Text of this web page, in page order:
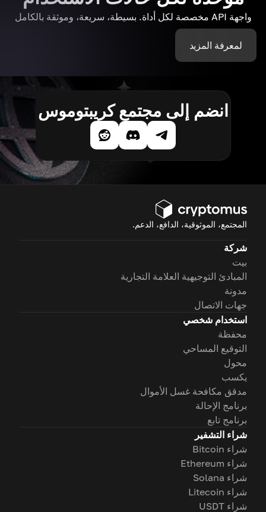
واجهة API مخصصة لكل أداة. بسيطة، سريعة، وموثقة بالكامل
لمعرفة المزيد
انضم إلى مجتمع كريبتوموس
المجتمع، الموثوقية، الدافع، الدعم.
شركة
بيت
المبادئ التوجيهية العلامة التجارية
مدونة
جهات الاتصال
استخدام شخصي
محفظة
التوقيع المساحي
محول
يكسب
مدقق مكافحة غسل الأموال
برنامج الإحالة
برنامج تابع
شراء التشفير
شراء Bitcoin
شراء Ethereum
شراء Solana
شراء Litecoin
شراء USDT